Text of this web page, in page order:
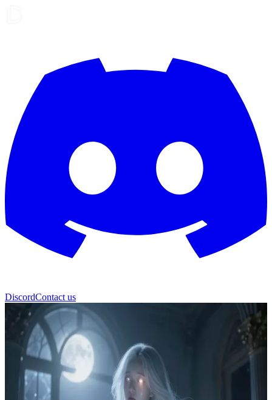
DiscordContact us